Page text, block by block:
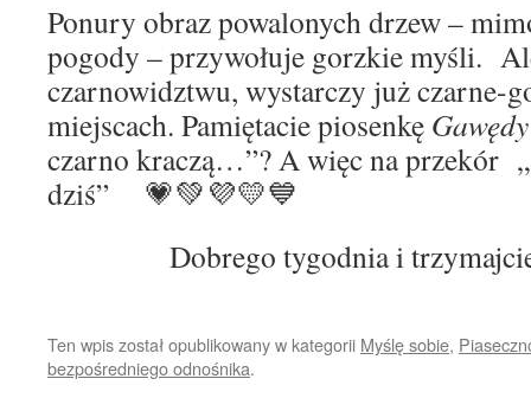
Ponury obraz powalonych drzew –
pogody – przywołuje gorzkie myśli.
czarnowidztwu, wystarczy już czarne-
miejscach. Pamiętacie piosenkę Gawędy
czarno kraczą…”? A więc na przekór
dziś” 💗💚💜💛💙
Dobrego tygodnia i
Ten wpis został opublikowany w kategorii Myślę sobie,
bezpośredniego odnośnika.